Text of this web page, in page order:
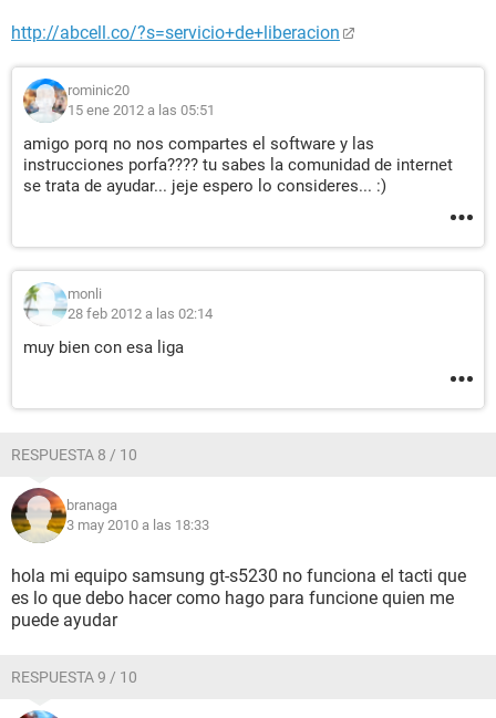
http://abcell.co/?s=servicio+de+liberacion
rominic20
15 ene 2012 a las 05:51
amigo porq no nos compartes el software y las
instrucciones porfa???? tu sabes la comunidad de internet
se trata de ayudar... jeje espero lo consideres... :)
monli
28 feb 2012 a las 02:14
muy bien con esa liga
RESPUESTA 8 / 10
branaga
3 may 2010 a las 18:33
hola mi equipo samsung gt-s5230 no funciona el tacti que
es lo que debo hacer como hago para funcione quien me
puede ayudar
RESPUESTA 9 / 10